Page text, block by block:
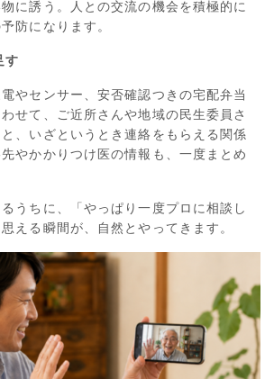
に誘う。人との交流の機会を積極的に
防になります。
す
やセンサー、安否確認つきの宅配弁当
せて、ご近所さんや地域の民生委員さ
、いざというとき連絡をもらえる関係
やかかりつけ医の情報も、一度まとめ
うちに、「やっぱり一度プロに相談し
える瞬間が、自然とやってきます。